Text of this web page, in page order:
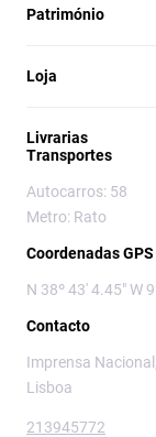
Património
Loja
Livrarias
Transportes
Autocarros: 58
Metro: Rato
Coordenadas GPS
N 38º 43' 4.45" W
Contacto
Imprensa
Lisboa
213945772